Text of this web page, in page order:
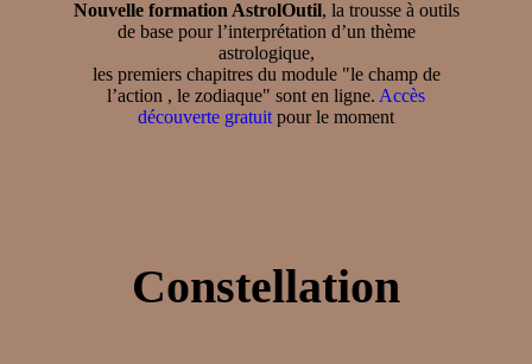
Nouvelle formation AstrolOutil, la trousse à outils
de base pour l’interprétation d’un thème
astrologique,
les premiers chapitres du module "le champ de
l’action , le zodiaque" sont en ligne. Accès
découverte gratuit pour le moment
Constellation